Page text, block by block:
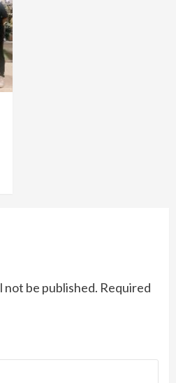
not be published. Required